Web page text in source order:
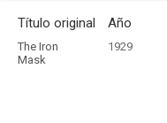
Título original
The Iron
Mask
Año
1929